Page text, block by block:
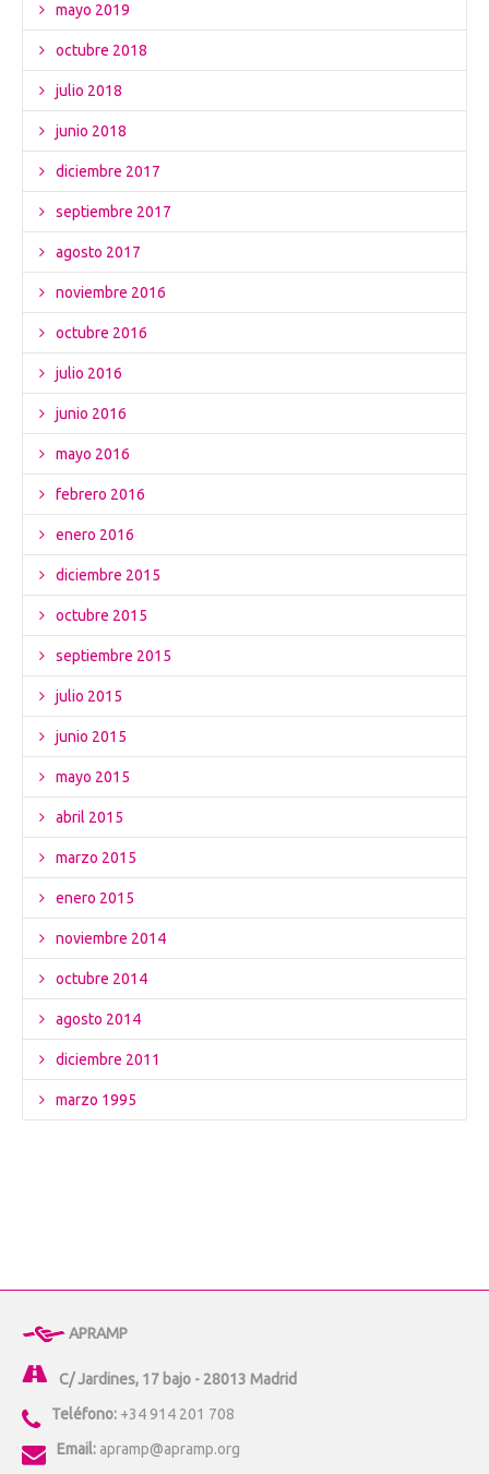
mayo 2019
octubre 2018
julio 2018
junio 2018
diciembre 2017
septiembre 2017
agosto 2017
noviembre 2016
octubre 2016
julio 2016
junio 2016
mayo 2016
febrero 2016
enero 2016
diciembre 2015
octubre 2015
septiembre 2015
julio 2015
junio 2015
mayo 2015
abril 2015
marzo 2015
enero 2015
noviembre 2014
octubre 2014
agosto 2014
diciembre 2011
marzo 1995
APRAMP
C/ Jardines, 17 bajo - 28013 Madrid
Teléfono: +34 914 201 708
Email: apramp@apramp.org